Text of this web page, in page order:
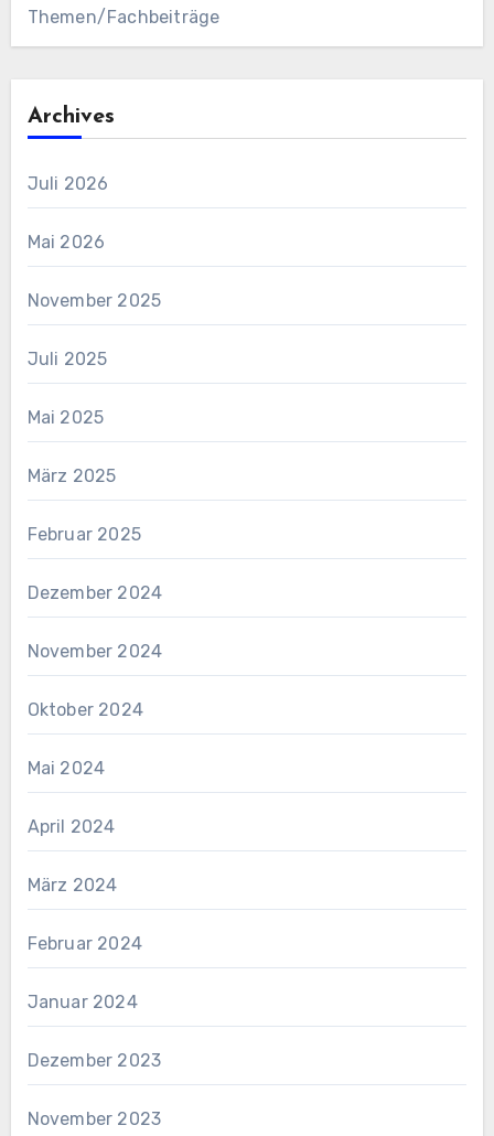
Themen/Fachbeiträge
Archives
Juli 2026
Mai 2026
November 2025
Juli 2025
Mai 2025
März 2025
Februar 2025
Dezember 2024
November 2024
Oktober 2024
Mai 2024
April 2024
März 2024
Februar 2024
Januar 2024
Dezember 2023
November 2023